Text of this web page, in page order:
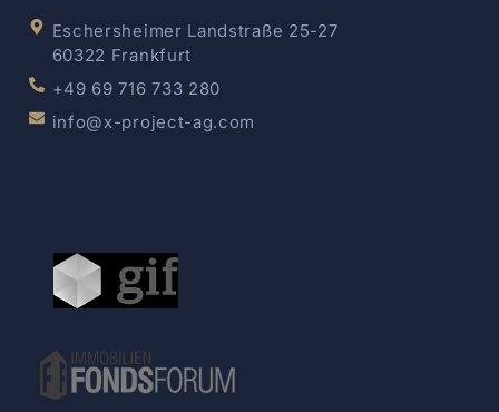
Eschersheimer Landstraße 25-27
60322 Frankfurt
+49 69 716 733 280
info@x-project-ag.com